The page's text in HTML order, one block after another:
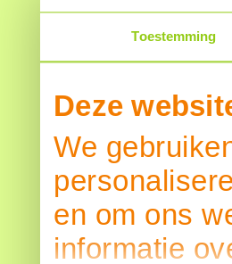
Toestemming
Deze
We
en om ons
informatie